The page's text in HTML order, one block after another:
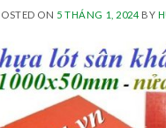
ON 5 THÁNG 1, 2024BY